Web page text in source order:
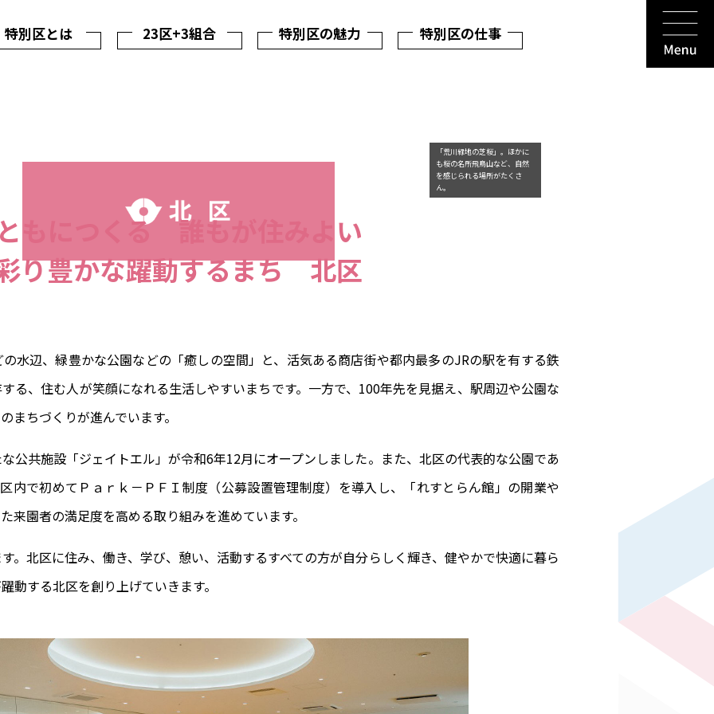
特別区とは 23区+3組合 特別区の魅力 特別区の仕事
「荒川緑地の芝桜」。ほかに
も桜の名所飛鳥山など、自然
を感じられる場所がたくさ
ん。
もにつくる 誰もが住みよい
り豊かな躍動するまち 北区
水辺、緑豊かな公園などの「癒しの空間」と、活気ある商店街や都内最多のJRの駅を有する鉄
る、住む人が笑顔になれる生活しやすいまちです。一方で、100年先を見据え、駅周辺や公園な
まちづくりが進んでいます。
公共施設「ジェイトエル」が令和6年12月にオープンしました。また、北区の代表的な公園であ
内で初めてＰａｒｋ－ＰＦＩ制度（公募設置管理制度）を導入し、「れすとらん館」の開業や
来園者の満足度を高める取り組みを進めています。
。北区に住み、働き、学び、憩い、活動するすべての方が自分らしく輝き、健やかで快適に暮ら
動する北区を創り上げていきます。